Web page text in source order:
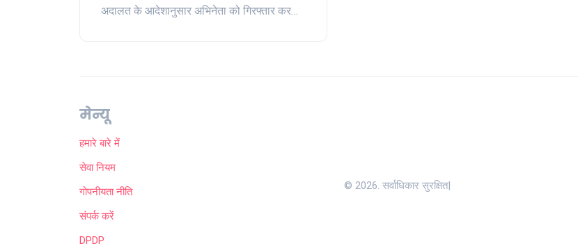
अदालत के आदेशानुसार अभिनेता को गिरफ्तार कर
मेन्यू
हमारे बारे में
सेवा नियम
गोपनीयता नीति
संपर्क करें
DPDP
© 2026. सर्वाधिकार सुरक्षित|